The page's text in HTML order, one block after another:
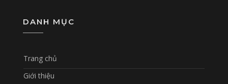
DANH MỤC
Trang chủ
Giới thiệu